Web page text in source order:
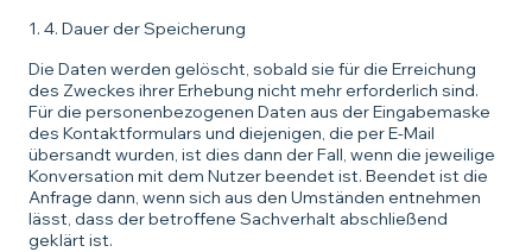
1. 4. Dauer der Speicherung
Die Daten werden gelöscht, sobald sie für die Erreichung
des Zweckes ihrer Erhebung nicht mehr erforderlich sind.
Für die personenbezogenen Daten aus der Eingabemaske
des Kontaktformulars und diejenigen, die per E-Mail
übersandt wurden, ist dies dann der Fall, wenn die jeweilige
Konversation mit dem Nutzer beendet ist. Beendet ist die
Anfrage dann, wenn sich aus den Umständen entnehmen
lässt, dass der betroffene Sachverhalt abschließend
geklärt ist.